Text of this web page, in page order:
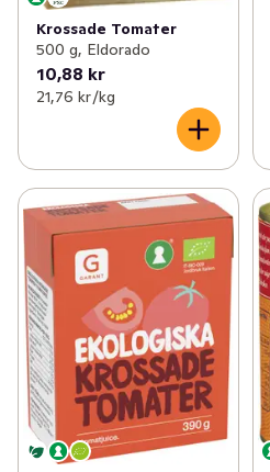
✓ Olja & vinäger (95)
✓ Ris & gryn
✓ Nötter & torkad frukt (87)
Internationella köket (5)
✓ Linser (12)
✓ Fruktkonserver
Krossade Tomater
500 g, Eldorado
10,88 kr
21,76 kr /kg